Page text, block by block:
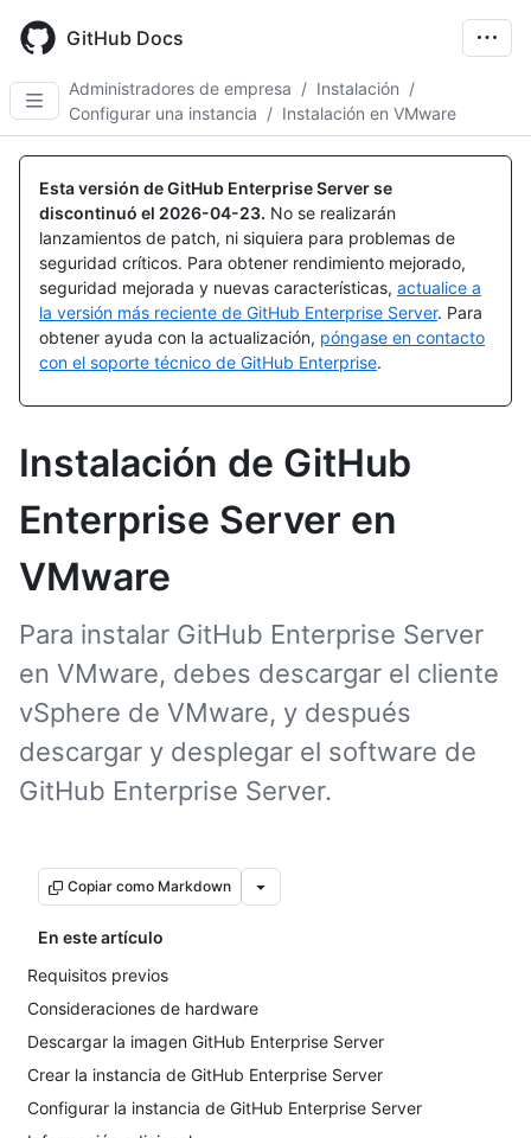
main
content
GitHub Docs
Administradores de empresa / Instalación /
Configurar una instancia / Instalación en VMware
Esta versión de GitHub Enterprise Server se
discontinuó el 2026-04-23. No se realizarán
lanzamientos de patch, ni siquiera para problemas de
seguridad críticos. Para obtener rendimiento mejorado,
seguridad mejorada y nuevas características, actualice a
la versión más reciente de GitHub Enterprise Server. Para
obtener ayuda con la actualización, póngase en contacto
con el soporte técnico de GitHub Enterprise.
Instalación de GitHub
Enterprise Server en
VMware
Para instalar GitHub Enterprise Server
en VMware, debes descargar el cliente
vSphere de VMware, y después
descargar y desplegar el software de
GitHub Enterprise Server.
Copiar como Markdown
En este artículo
Requisitos previos
Consideraciones de hardware
Descargar la imagen GitHub Enterprise Server
Crear la instancia de GitHub Enterprise Server
Configurar la instancia de GitHub Enterprise Server